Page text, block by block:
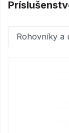
Rohovníky a